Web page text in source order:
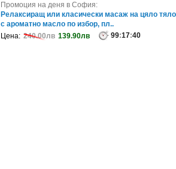
Промоция на деня в София:
3 LPG процедури вакуумно-ролков масаж на
тяло
Цена: 164.29лв 115.00лв 51:17:40
Промоция на деня в София:
Релаксиращ или класически масаж на цяло тяло
с ароматно масло по избор, пл..
Цена: 240.00лв 139.90лв 99:17:40